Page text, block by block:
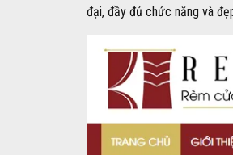
đại, đầy đủ chức năng và